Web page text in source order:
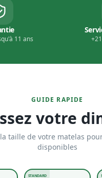
11 ans
GUIDE RAPIDE
votre
taille de votre matelas
disponibles